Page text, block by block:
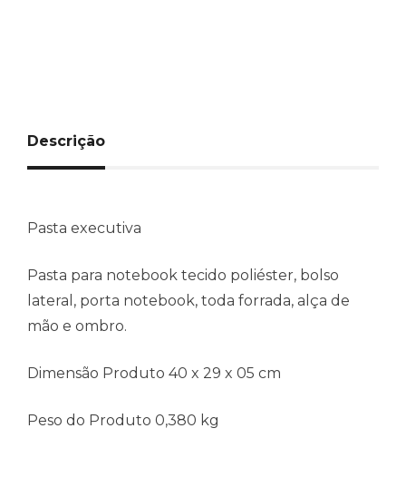
Descrição
Pasta executiva
Pasta para notebook tecido poliéster, bolso
lateral, porta notebook, toda forrada, alça de
mão e ombro.
Dimensão Produto 40 x 29 x 05 cm
Peso do Produto 0,380 kg